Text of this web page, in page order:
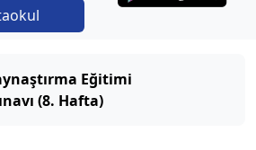
Eğitimi
(8. Hafta)